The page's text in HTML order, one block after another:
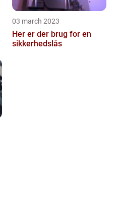
03 march 2023
Her er der brug for en
sikkerhedslås